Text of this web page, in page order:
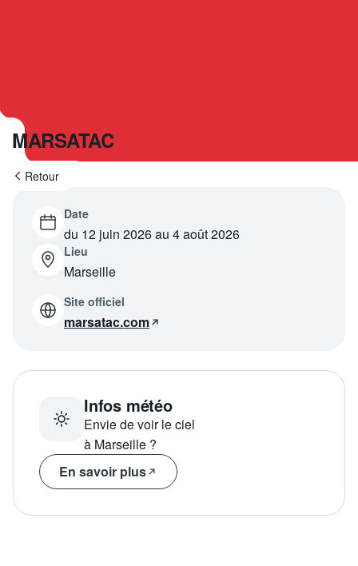
Retour
MARSATAC
Date
du 12 juin 2026 au 4 août 2026
Lieu
Marseille
Site officiel
marsatac.com
Infos météo
Envie de voir le ciel
à Marseille ?
En savoir plus